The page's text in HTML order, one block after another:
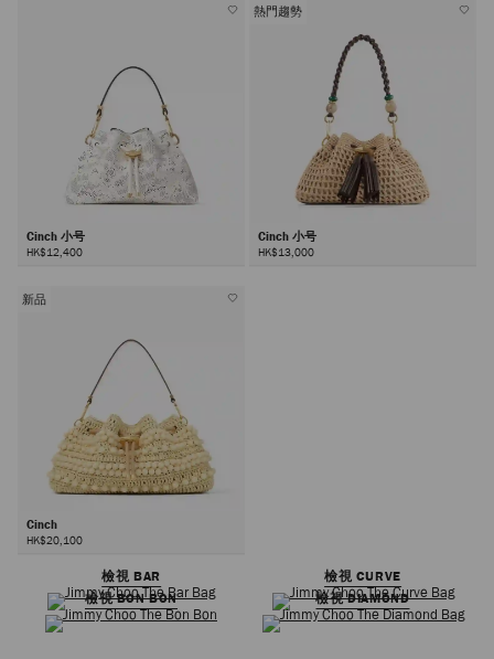
Cinch 小号
HK$12,400
熱門趨勢
Cinch 小号
HK$13,000
新品
Cinch
HK$20,100
檢視 BAR
檢視 CURVE
檢視 BON BON
檢視 DIAMOND